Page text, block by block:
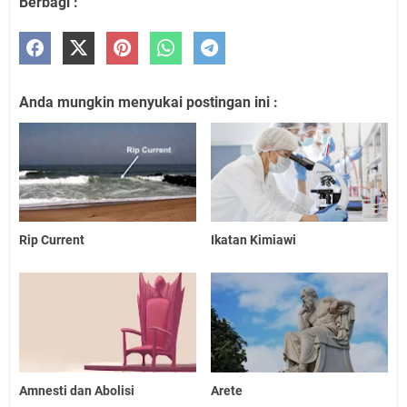
Anda mungkin menyukai postingan ini :
Rip Current Ikatan Kimiawi
Amnesti dan Abolisi Arete